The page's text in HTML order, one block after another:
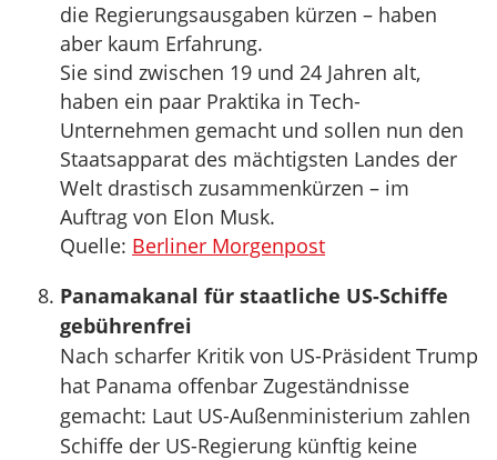
die Regierungsausgaben kürzen – haben
aber kaum Erfahrung.
Sie sind zwischen 19 und 24 Jahren alt,
haben ein paar Praktika in Tech-
Unternehmen gemacht und sollen nun den
Staatsapparat des mächtigsten Landes der
Welt drastisch zusammenkürzen – im
Auftrag von Elon Musk.
Quelle: Berliner Morgenpost
Panamakanal für staatliche US-Schiffe
gebührenfrei
Nach scharfer Kritik von US-Präsident Trump
hat Panama offenbar Zugeständnisse
gemacht: Laut US-Außenministerium zahlen
Schiffe der US-Regierung künftig keine